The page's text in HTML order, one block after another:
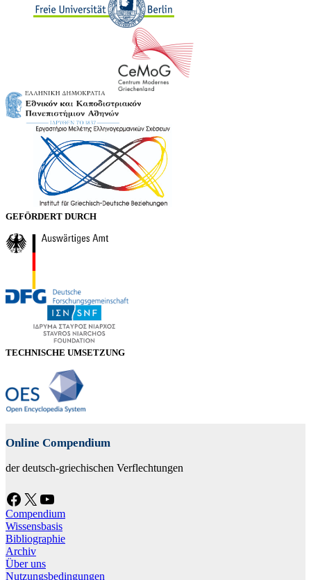
GEFÖRDERT DURCH
TECHNISCHE UMSETZUNG
Online Compendium
der deutsch-griechischen Verflechtungen
Facebook X YouTube
Compendium
Wissensbasis
Bibliographie
Archiv
Über uns
Nutzungsbedingungen